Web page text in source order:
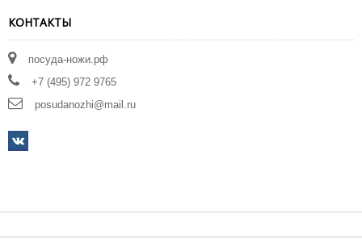
КОНТАКТЫ
посуда-ножи.рф
+7 (495) 972 9765
posudanozhi@mail.ru